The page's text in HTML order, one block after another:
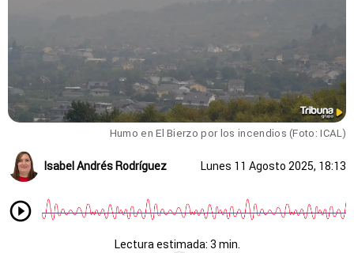
Humo en El Bierzo por los incendios (Foto: ICAL)
Isabel Andrés Rodríguez Lunes 11 Agosto 2025, 18:13
Lectura estimada: 3 min.